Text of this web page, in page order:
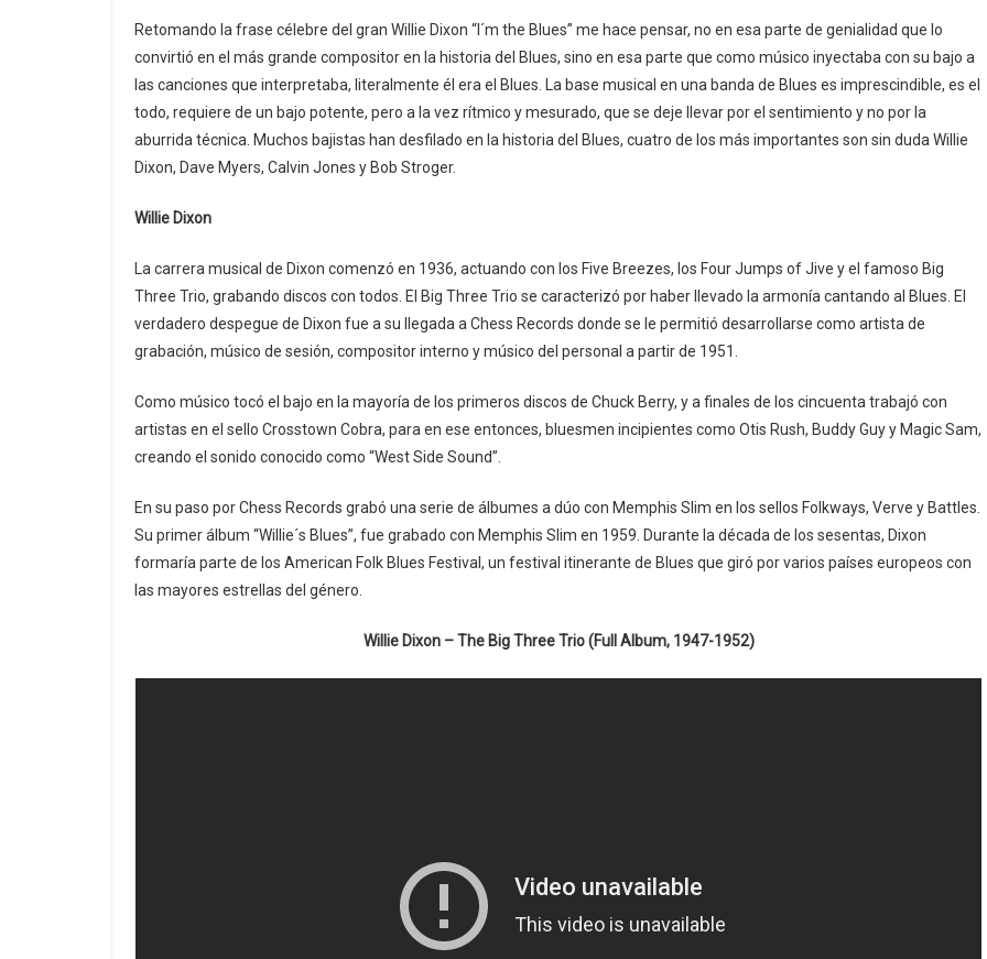
Retomando la frase célebre del gran Willie Dixon “I´m the Blues” me hace pensar, no en esa parte de genialidad que lo
convirtió en el más grande compositor en la historia del Blues, sino en esa parte que como músico inyectaba con su bajo a
las canciones que interpretaba, literalmente él era el Blues. La base musical en una banda de Blues es imprescindible, es el
todo, requiere de un bajo potente, pero a la vez rítmico y mesurado, que se deje llevar por el sentimiento y no por la
aburrida técnica. Muchos bajistas han desfilado en la historia del Blues, cuatro de los más importantes son sin duda Willie
Dixon, Dave Myers, Calvin Jones y Bob Stroger.
Willie Dixon
La carrera musical de Dixon comenzó en 1936, actuando con los Five Breezes, los Four Jumps of Jive y el famoso Big
Three Trio, grabando discos con todos. El Big Three Trio se caracterizó por haber llevado la armonía cantando al Blues. El
verdadero despegue de Dixon fue a su llegada a Chess Records donde se le permitió desarrollarse como artista de
grabación, músico de sesión, compositor interno y músico del personal a partir de 1951.
Como músico tocó el bajo en la mayoría de los primeros discos de Chuck Berry, y a finales de los cincuenta trabajó con
artistas en el sello Crosstown Cobra, para en ese entonces, bluesmen incipientes como Otis Rush, Buddy Guy y Magic Sam,
creando el sonido conocido como “West Side Sound”.
En su paso por Chess Records grabó una serie de álbumes a dúo con Memphis Slim en los sellos Folkways, Verve y Battles.
Su primer álbum “Willie´s Blues”, fue grabado con Memphis Slim en 1959. Durante la década de los sesentas, Dixon
formaría parte de los American Folk Blues Festival, un festival itinerante de Blues que giró por varios países europeos con
las mayores estrellas del género.
Willie Dixon – The Big Three Trio (Full Album, 1947-1952)